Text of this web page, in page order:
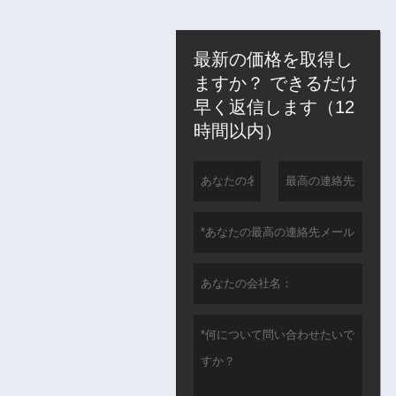
最新の価格を取得し
ますか？ できるだけ
早く返信します（12
時間以内）